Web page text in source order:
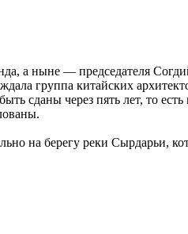
а ныне — председателя
группа китайских
сданы через пять лет, то есть
на берегу реки Сырдарьи,